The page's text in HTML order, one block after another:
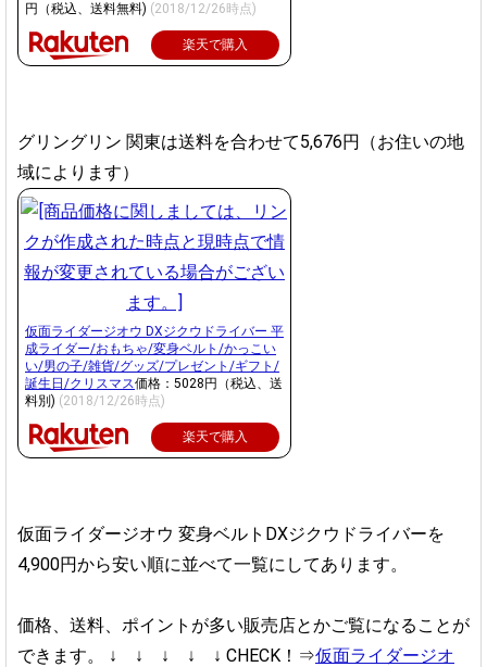
円（税込、送料無料) (2018/12/26時点)
楽天で購入
グリングリン 関東は送料を合わせて5,676円（お住いの地
域によります）
仮面ライダージオウ DXジクウドライバー 平
成ライダー/おもちゃ/変身ベルト/かっこい
い/男の子/雑貨/グッズ/プレゼント/ギフト/
誕生日/クリスマス価格：5028円（税込、送
料別) (2018/12/26時点)
楽天で購入
仮面ライダージオウ 変身ベルトDXジクウドライバーを
4,900円から安い順に並べて一覧にしてあります。
価格、送料、ポイントが多い販売店とかご覧になることが
できます。
↓ ↓ ↓ ↓ ↓ CHECK！⇒仮面ライダージオ